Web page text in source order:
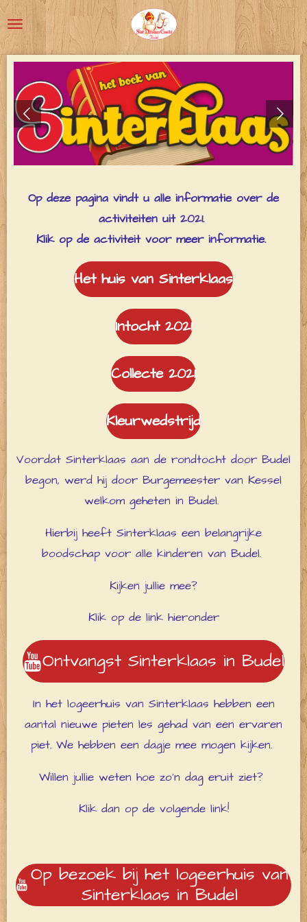
Ga
direct
naar
hoofdinhoud
Op deze pagina vindt u alle informatie over de
activiteiten uit 2021.
Klik op de activiteit voor meer informatie.
Het huis van Sinterklaas
Intocht 2021
Collecte 2021
Kleurwedstrijd
Voordat Sinterklaas aan de rondtocht door Budel
begon, werd hij door Burgemeester van Kessel
welkom geheten in Budel.
Hierbij heeft Sinterklaas een belangrijke
boodschap voor alle kinderen van Budel.
Kijken jullie mee?
Klik op de link hieronder
Ontvangst Sinterklaas in Budel
In het logeerhuis van Sinterklaas hebben een
aantal nieuwe pieten les gehad van een ervaren
piet. We hebben een dagje mee mogen kijken.
Willen jullie weten hoe zo'n dag eruit ziet?
Klik dan op de volgende link!
Op bezoek bij het logeerhuis van
Sinterklaas in Budel